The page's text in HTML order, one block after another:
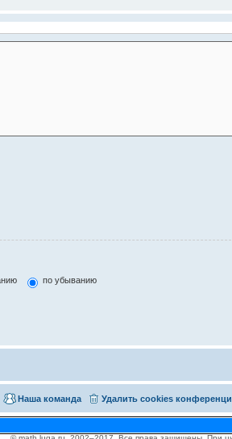
по убыванию
Удалить cookies
Наша команда